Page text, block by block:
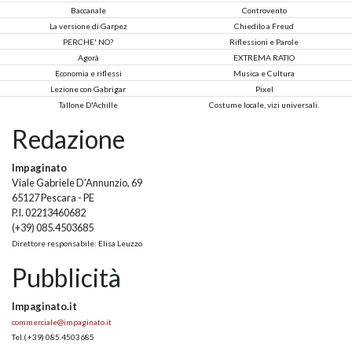
Baccanale
Controvento
La versione di Garpez
Chiedilo a Freud
PERCHE' NO?
Riflessioni e Parole
Agorà
EXTREMA RATIO
Economia e riflessi
Musica e Cultura
Lezione con Gabrigar
Pixel
Tallone D'Achille
Costume locale, vizi universali.
Redazione
Impaginato
Viale Gabriele D'Annunzio, 69
65127 Pescara - PE
P.I. 02213460682
(+39) 085.4503685
Direttore responsabile: Elisa Leuzzo
Pubblicità
Impaginato.it
commerciale@impaginato.it
Tel. (+39) 085.4503685